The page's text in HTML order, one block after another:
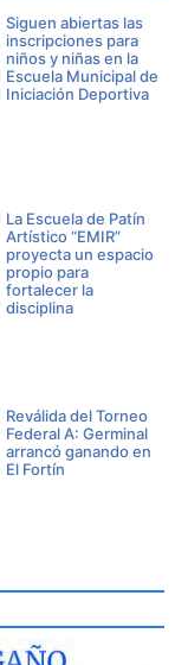
Siguen abiertas las
inscripciones para
niños y niñas en la
Escuela Municipal de
Iniciación Deportiva
La Escuela de Patín
Artístico “EMIR”
proyecta un espacio
propio para
fortalecer la
disciplina
Reválida del Torneo
Federal A: Germinal
arrancó ganando en
El Fortín